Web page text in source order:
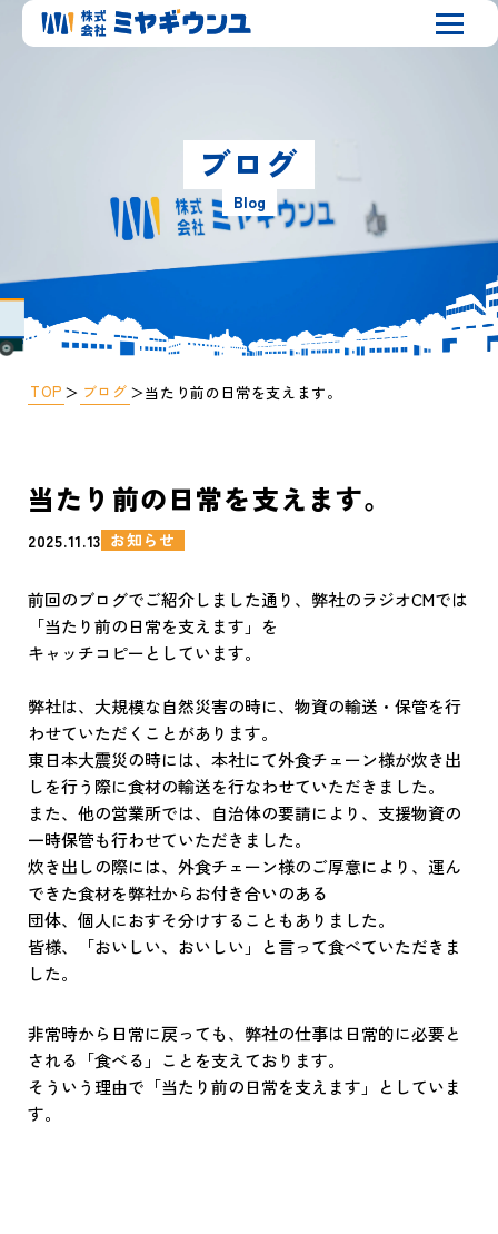
ブログ
Blog
TOP ＞ ブログ ＞当たり前の日常を支えます。
当たり前の日常を支えます。
2025.11.13 お知らせ
前回のブログでご紹介しました通り、弊社のラジオCMでは
「当たり前の日常を支えます」を
キャッチコピーとしています。
弊社は、大規模な自然災害の時に、物資の輸送・保管を行
わせていただくことがあります。
東日本大震災の時には、本社にて外食チェーン様が炊き出
しを行う際に食材の輸送を行なわせていただきました。
また、他の営業所では、自治体の要請により、支援物資の
一時保管も行わせていただきました。
炊き出しの際には、外食チェーン様のご厚意により、運ん
できた食材を弊社からお付き合いのある
団体、個人におすそ分けすることもありました。
皆様、「おいしい、おいしい」と言って食べていただきま
した。
非常時から日常に戻っても、弊社の仕事は日常的に必要と
される「食べる」ことを支えております。
そういう理由で「当たり前の日常を支えます」としていま
す。